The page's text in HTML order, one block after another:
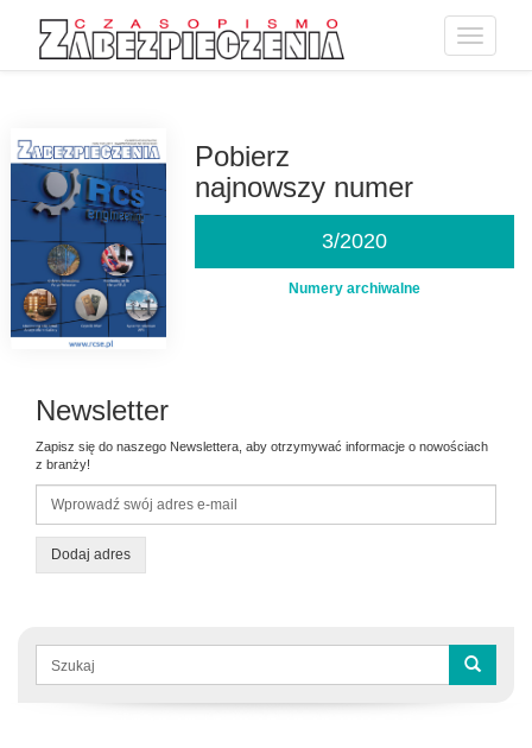
Toggle
Pobierz
najnowszy numer
3/2020
Numery archiwalne
Newsletter
Zapisz się do naszego Newslettera, aby otrzymywać informacje o nowościach
z branży!
Dodaj adres
Formularz
wyszukiwania